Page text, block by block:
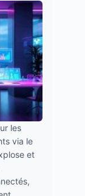
les
via le
et